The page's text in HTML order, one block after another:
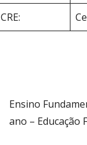
CRE:
Ensino
ano – Educação